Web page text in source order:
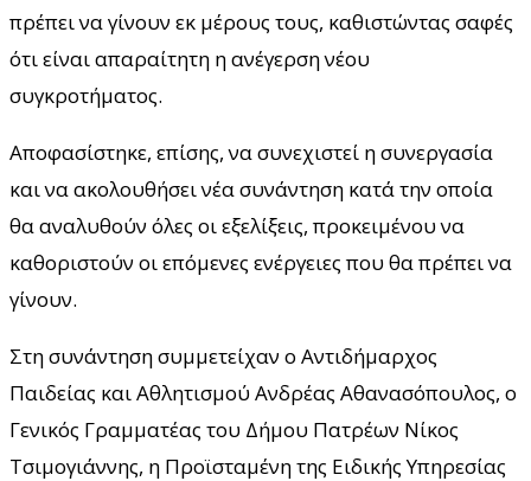
πρέπει να γίνουν εκ μέρους τους, καθιστώντας σαφές
ότι είναι απαραίτητη η ανέγερση νέου
συγκροτήματος.
Αποφασίστηκε, επίσης, να συνεχιστεί η συνεργασία
και να ακολουθήσει νέα συνάντηση κατά την οποία
θα αναλυθούν όλες οι εξελίξεις, προκειμένου να
καθοριστούν οι επόμενες ενέργειες που θα πρέπει να
γίνουν.
Στη συνάντηση συμμετείχαν ο Αντιδήμαρχος
Παιδείας και Αθλητισμού Ανδρέας Αθανασόπουλος, ο
Γενικός Γραμματέας του Δήμου Πατρέων Νίκος
Τσιμογιάννης, η Προϊσταμένη της Ειδικής Υπηρεσίας